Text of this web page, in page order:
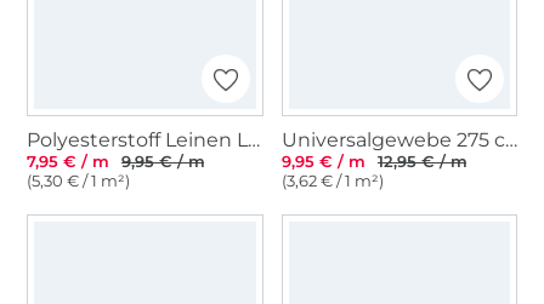
Polyesterstoff Leinen Look Melange, grau
7,95 € / m
9,95 € / m
(5,30 € / 1 m²)
Universalgewebe 275 cm, dunkelgrau
9,95 € / m
12,95 € / m
(3,62 € / 1 m²)